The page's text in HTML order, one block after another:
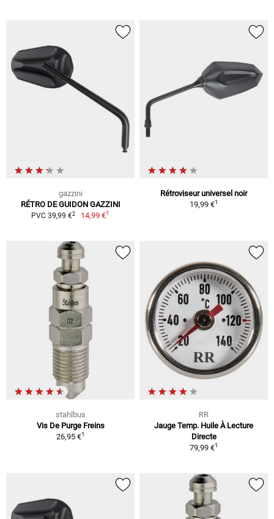
gazzini
RÉTRO DE GUIDON GAZZINI
PVC 39,99 €2 14,99 €1
Rétroviseur universel noir
19,99 €1
stahlbus
Vis De Purge Freins
26,95 €1
RR
Jauge Temp. Huile À Lecture
Directe
79,99 €1